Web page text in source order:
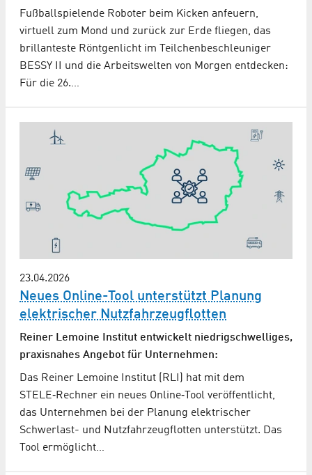
Fußballspielende Roboter beim Kicken anfeuern,
virtuell zum Mond und zurück zur Erde fliegen, das
brillanteste Röntgenlicht im Teilchenbeschleuniger
BESSY II und die Arbeitswelten von Morgen entdecken:
Für die 26.…
23.04.2026
Neues Online-Tool unterstützt Planung
elektrischer Nutzfahr­zeug­flotten
Reiner Lemoine Institut entwickelt niedrigschwelliges,
praxisnahes Angebot für Unternehmen:
Das Reiner Lemoine Institut (RLI) hat mit dem
STELE‑Rechner ein neues Online‑Tool veröffentlicht,
das Unternehmen bei der Planung elektrischer
Schwerlast- und Nutzfahrzeugflotten unterstützt. Das
Tool ermöglicht…